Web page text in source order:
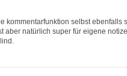
kommentarfunktion selbst ebenfalls
natürlich super für eigene